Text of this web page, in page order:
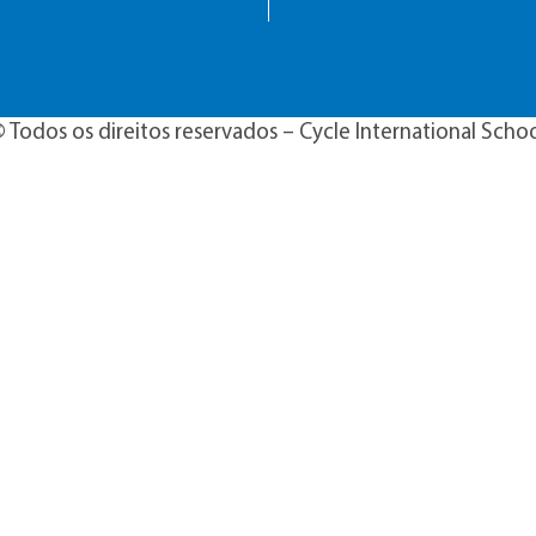
Todos os direitos reservados – Cycle International